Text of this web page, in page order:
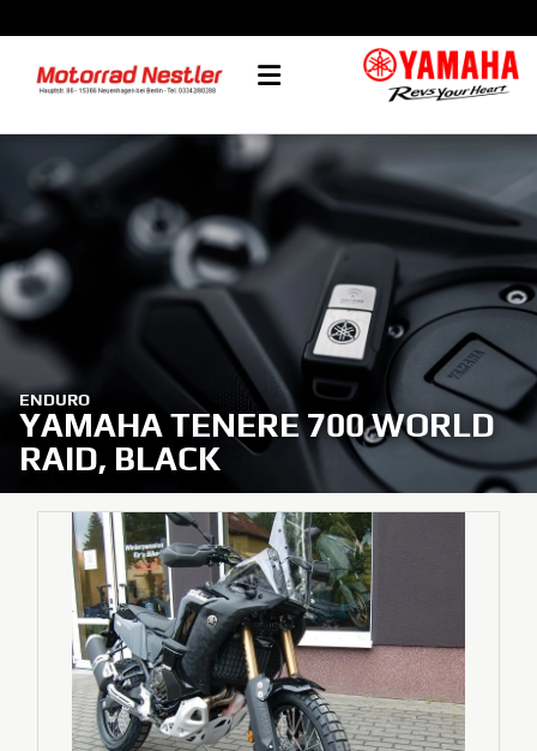
ENDURO
YAMAHA TENERE 700 WORLD
RAID, BLACK